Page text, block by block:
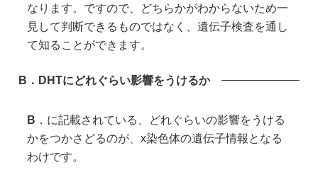
なります。ですので、どちらかがわからないため一
見して判断できるものではなく、遺伝子検査を通し
て知ることができます。
B． DHTにどれぐらい影響をうけるか
B ．に記載されている、どれぐらいの影響をうける
かをつかさどるのが、x染色体の遺伝子情報となる
わけです。
福岡院
福岡院